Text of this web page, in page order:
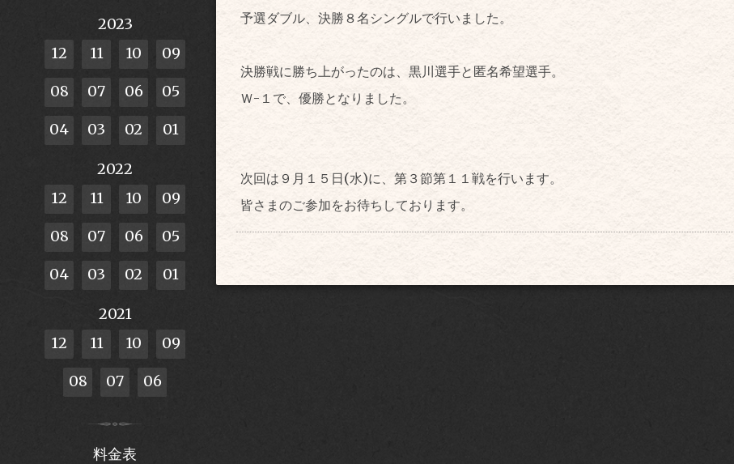
予選ダブル、決勝８名シングルで行いました。
決勝戦に勝ち上がったのは、黒川選手と匿名希望選手。
Ｗ-１で、優勝となりました。
次回は９月１５日(水)に、第３節第１１戦を行います。
皆さまのご参加をお待ちしております。
2023
12
11 10 09
08 07 06 05
04 03 02 01
2022
12
11 10 09
08 07 06 05
04 03 02 01
2021
12
11 10 09
08 07 06
料金表